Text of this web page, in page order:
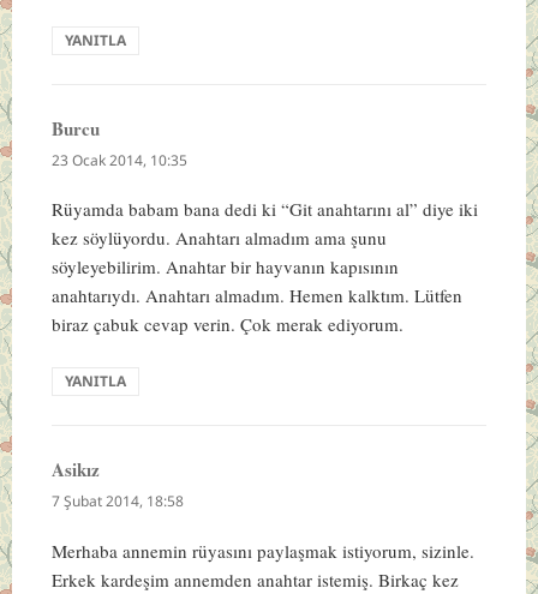
YANITLA
Burcudedi
ki:
23 Ocak 2014, 10:35
Rüyamda babam bana dedi ki “Git anahtarını al” diye iki
kez söylüyordu. Anahtarı almadım ama şunu
söyleyebilirim. Anahtar bir hayvanın kapısının
anahtarıydı. Anahtarı almadım. Hemen kalktım. Lütfen
biraz çabuk cevap verin. Çok merak ediyorum.
YANITLA
Asikızdedi
ki:
7 Şubat 2014, 18:58
Merhaba annemin rüyasını paylaşmak istiyorum, sizinle.
Erkek kardeşim annemden anahtar istemiş. Birkaç kez